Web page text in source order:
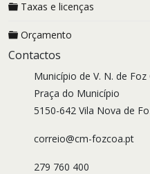
Taxas e licenças
Orçamento
Contactos
Município de V. N. de Foz
Praça do Município
5150-642 Vila Nova de
correio@cm-fozcoa.pt
279 760 400